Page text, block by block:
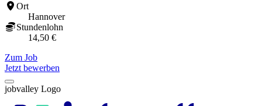
Ort
Hannover
Stundenlohn
14,50 €
Zum Job
Jetzt bewerben
jobvalley Logo